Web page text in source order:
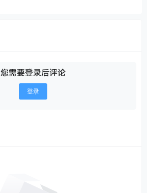
您需要登录后评论
登录